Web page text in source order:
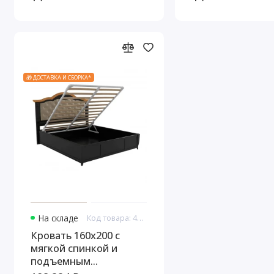
🎁 ДОСТАВКА И СБОРКА*
На складе Код товара: 43845
Кровать 160x200 с
мягкой спинкой и
подъемным